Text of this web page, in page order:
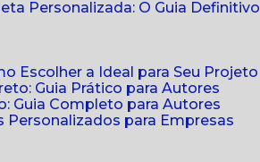
Personalizada: O Guia Definitivo
Escolher a Ideal para Seu Projeto
Guia Prático para Autores
Guia Completo para Autores
Personalizados para Empresas